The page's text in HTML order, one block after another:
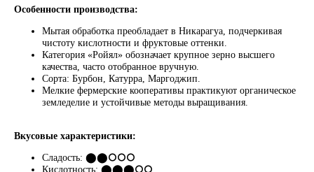
Особенности производства:
Мытая обработка преобладает в Никарагуа, подчеркивая
чистоту кислотности и фруктовые оттенки.
Категория «Ройял» обозначает крупное зерно высшего
качества, часто отобранное вручную.
Сорта: Бурбон, Катурра, Маргоджип.
Мелкие фермерские кооперативы практикуют органическое
земледелие и устойчивые методы выращивания.
Вкусовые характеристики:
Сладость: ⬤⬤⭘⭘⭘
Кислотность: ⬤⬤⬤⭘⭘
+74996430430
г. Люберцы,
Котельнический
pro@lebo.ru
Я соглашаюсь на обработку персональных данных
ПОДПИСАТЬСЯ